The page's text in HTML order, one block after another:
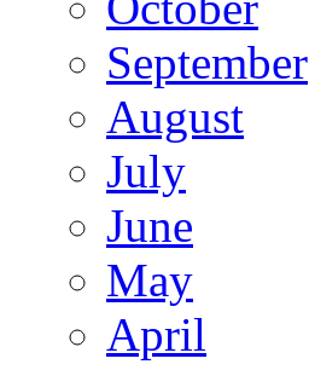
September
August
July
June
May
April